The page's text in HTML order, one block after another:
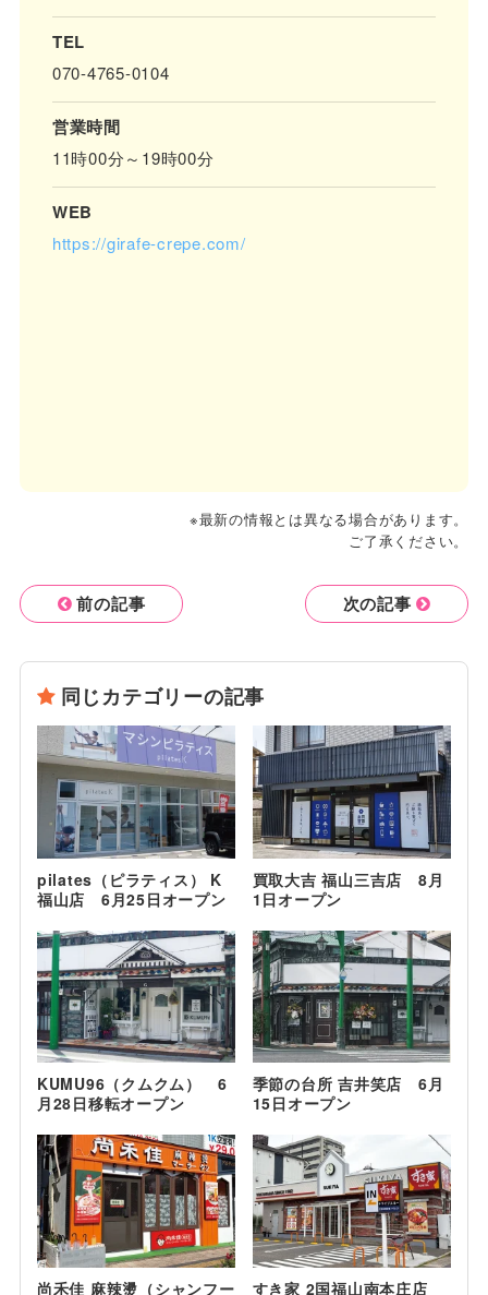
TEL
070-4765-0104
営業時間
11時00分～19時00分
WEB
https://girafe-crepe.com/
※最新の情報とは異なる場合があります。
ご了承ください。
前の記事 次の記事
同じカテゴリーの記事
pilates（ピラティス） K
福山店 6月25日オープン
買取大吉 福山三吉店 8月
1日オープン
KUMU96（クムクム） 6
月28日移転オープン
季節の台所 吉井笑店 6月
15日オープン
尚禾佳 麻辣燙（シャンフー すき家 2国福山南本庄店